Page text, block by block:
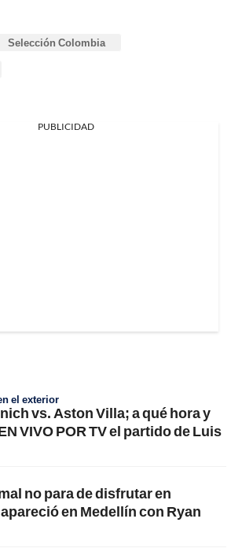
Selección Colombia
PUBLICIDAD
el exterior
vs. Aston Villa; a qué hora y
VIVO POR TV el partido de Luis
no para de disfrutar en
en Medellín con Ryan